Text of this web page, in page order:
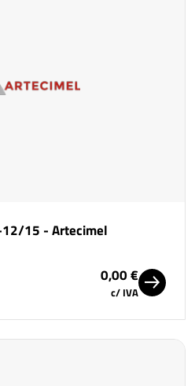
12/15 - Artecimel
0,00 €
c/ IVA